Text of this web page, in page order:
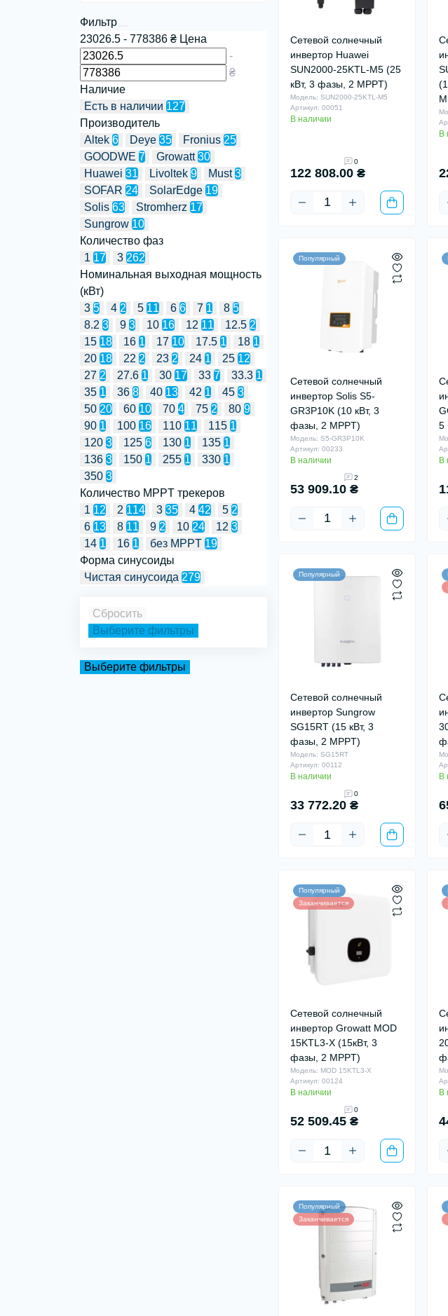
Аксессуары для аккумуляторов (6)
Крепление для солнечных панелей (0)
Система защиты СЭС (0)
Фильтр
23026.5 - 778386 ₴ Цена
-
₴
Наличие
Есть в наличии 127
Производитель
Altek 6 Deye 35 Fronius 25
GOODWE 7 Growatt 30
Huawei 31 Livoltek 9 Must 3
SOFAR 24 SolarEdge 19
Solis 63 Stromherz 17
Sungrow 10
Количество фаз
1 17 3 262
Номинальная выходная мощность
(кВт)
3 5 4 2 5 11 6 6 7 1 8 5
8.2 3 9 3 10 16 12 11 12.5 2
15 18 16 1 17 10 17.5 1 18 1
20 18 22 2 23 2 24 1 25 12
27 2 27.6 1 30 17 33 7 33.3 1
35 1 36 8 40 13 42 1 45 3
50 20 60 10 70 4 75 2 80 9
90 1 100 16 110 11 115 1
120 3 125 6 130 1 135 1
136 3 150 1 255 1 330 1
350 3
Количество MPPT трекеров
1 12 2 114 3 35 4 42 5 2
6 13 8 11 9 2 10 24 12 3
14 1 16 1 без MPPT 19
Форма синусоиды
Чистая синусоида 279
Сбросить
Выберите фильтры
Выберите фильтры
Сетевой солнечный
инвертор Huawei
SUN2000-25KTL-M5 (25
кВт, 3 фазы, 2 MPPT)
Модель: SUN2000-25KTL-M5
Артикул: 00051
В наличии
0
122 808.00 ₴
В
Популярный
Сетевой солнечный
инвертор Solis S5-
GR3P10K (10 кВт, 3
фазы, 2 MPPT)
Модель: S5-GR3P10K
Артикул: 00233
В наличии
2
53 909.10 ₴
5
В
Популярный
Сетевой солнечный
инвертор Sungrow
SG15RT (15 кВт, 3
фазы, 2 MPPT)
Модель: SG15RT
Артикул: 00112
В наличии
0
33 772.20 ₴
В
Популярный
Заканчивается
Сетевой солнечный
инвертор Growatt MOD
15KTL3-X (15кВт, 3
фазы, 2 MPPT)
Модель: MOD 15KTL3-X
Артикул: 00124
В наличии
0
52 509.45 ₴
В
Популярный
Заканчивается